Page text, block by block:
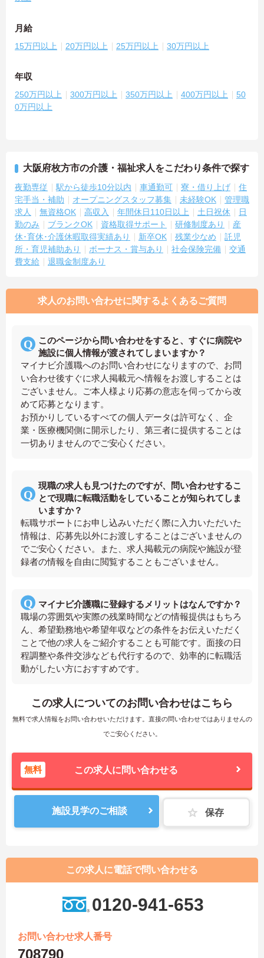
月給
15万円以上 20万円以上 25万円以上 30万円以上
年収
250万円以上 300万円以上 350万円以上 400万円以上
50
0万円以上
大阪府枚方市の介護・福祉求人をこだわり条件で探す
夜勤専従 駅から徒歩10分以内 車通勤可 寮・借り上げ
住
宅手当・補助
オープニングスタッフ募集 未経験OK
管理職
求人
無資格OK 高収入 年間休日110日以上 土日祝休
日
勤のみ
ブランクOK 資格取得サポート 研修制度あり
産
休･育休･介護休暇取得実績あり
新卒OK 残業少なめ
託児
所・育児補助あり
ボーナス・賞与あり 社会保険完備
交通
費支給
退職金制度あり
求人のお問い合わせに関するよくあるご質問
このページから問い合わせをすると、すぐに病院や
施設に個人情報が渡されてしまいますか？
マイナビ介護職へのお問い合わせになりますので、お問
い合わせ後すぐに求人掲載元へ情報をお渡しすることは
ございません。ご本人様より応募の意志を伺ってから改
めて応募となります。
お預かりしているすべての個人データは許可なく、企
業・医療機関側に開示したり、第三者に提供することは
一切ありませんのでご安心ください。
現職の求人も見つけたのですが、問い合わせするこ
とで現職に転職活動をしていることが知られてしま
いますか？
転職サポートにお申し込みいただく際に入力いただいた
情報は、応募先以外にお渡しすることはございませんの
でご安心ください。また、求人掲載元の病院や施設が登
録者の情報を自由に閲覧することもございません。
マイナビ介護職に登録するメリットはなんですか？
職場の雰囲気や実際の残業時間などの情報提供はもちろ
ん、希望勤務地や希望年収などの条件をお伝えいただく
ことで他の求人をご紹介することも可能です。面接の日
程調整や条件交渉なども代行するので、効率的に転職活
動がしたい方におすすめです。
この求人についてのお問い合わせはこちら
無料で求人情報をお問い合わせいただけます。直接の問い合わせではありませんの
でご安心ください。
無料 この求人に問い合わせる
施設見学のご相談 保存
この求人に電話で問い合わせる
0120-941-653
お問い合わせ求人番号
708790